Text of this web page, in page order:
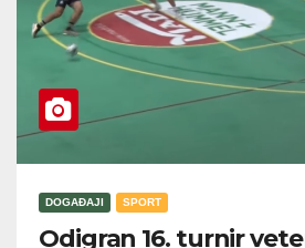
DOGAĐAJI SPORT
Odigran 16. turnir